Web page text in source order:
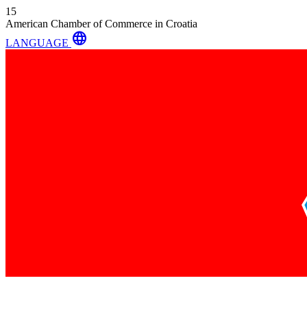
15
American Chamber of Commerce in Croatia
LANGUAGE language